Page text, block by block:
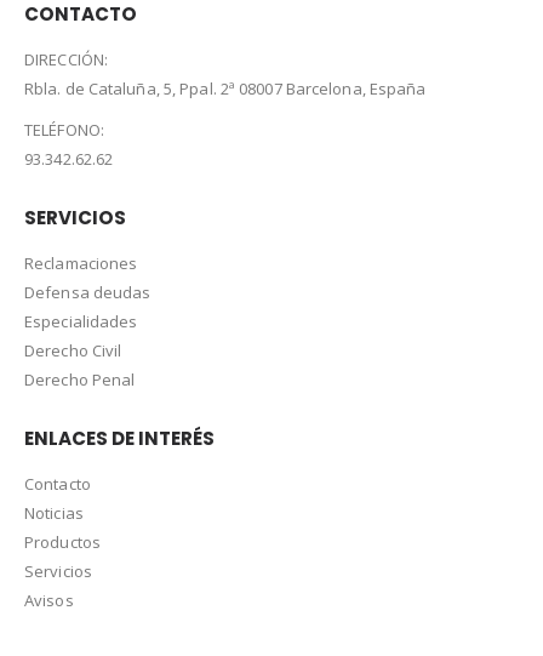
CONTACTO
DIRECCIÓN:
Rbla. de Cataluña, 5, Ppal. 2ª 08007 Barcelona, España
TELÉFONO:
93.342.62.62
SERVICIOS
Reclamaciones
Defensa deudas
Especialidades
Derecho Civil
Derecho Penal
ENLACES DE INTERÉS
Contacto
Noticias
Productos
Servicios
Avisos